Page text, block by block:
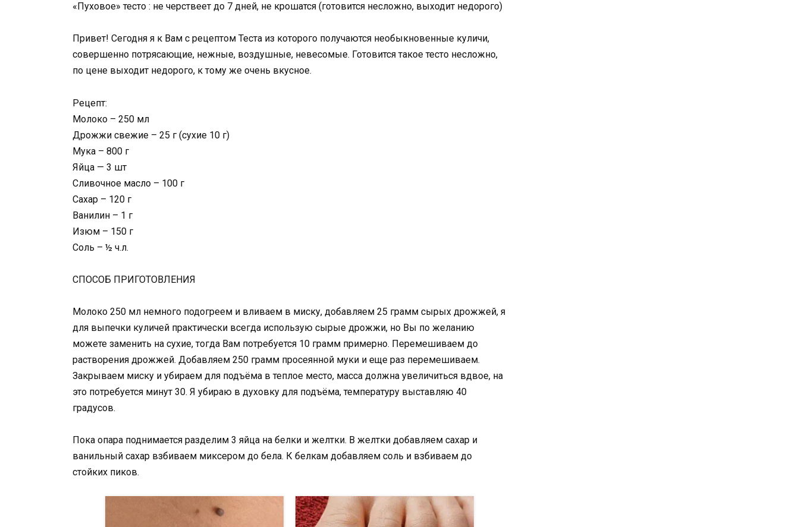
«Пуховое» тесто : не черствеeт до 7 дней, не крошатся (готовится несложно, выходит недорого)
Привет! Сегодня я к Вам с рецептом Теста из которого получаются необыкновенные куличи,
совершенно потрясающие, нежные, воздушные, невесомые. Готовится такое тесто несложно,
по цене выходит недорого, к тому же очень вкусное.
Рецепт:
Молоко – 250 мл
Дрожжи свежие – 25 г (сухие 10 г)
Мука – 800 г
Яйца — 3 шт
Сливочное масло – 100 г
Сахар – 120 г
Ванилин – 1 г
Изюм – 150 г
Соль – ½ ч.л.
СПОСОБ ПРИГОТОВЛЕНИЯ
Молоко 250 мл немного подогреем и вливаем в миску, добавляем 25 грамм сырых дрожжей, я
для выпечки куличей практически всегда использую сырые дрожжи, но Вы по желанию
можете заменить на сухие, тогда Вам потребуется 10 грамм примерно. Перемешиваем до
растворения дрожжей. Добавляем 250 грамм просеянной муки и еще раз перемешиваем.
Закрываем миску и убираем для подъёма в теплое место, масса должна увеличиться вдвое, на
это потребуется минут 30. Я убираю в духовку для подъёма, температуру выставляю 40
градусов.
Пока опара поднимается разделим 3 яйца на белки и желтки. В желтки добавляем сахар и
ванильный сахар взбиваем миксером до бела. К белкам добавляем соль и взбиваем до
стойких пиков.